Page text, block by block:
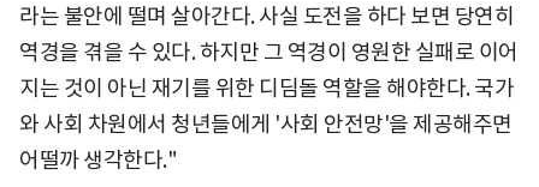
라는 불안에 떨며 살아간다. 사실 도전을 하다 보면 당연히
역경을 겪을 수 있다. 하지만 그 역경이 영원한 실패로 이어
지는 것이 아닌 재기를 위한 디딤돌 역할을 해야한다. 국가
와 사회 차원에서 청년들에게 '사회 안전망'을 제공해주면
어떨까 생각한다."